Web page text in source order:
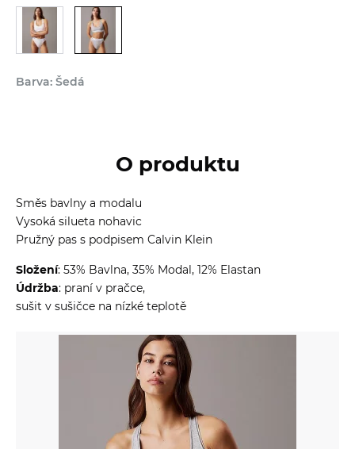
Barva: Šedá
O produktu
Směs bavlny a modalu
Vysoká silueta nohavic
Pružný pas s podpisem Calvin Klein
Složení: 53% Bavlna, 35% Modal, 12% Elastan
Údržba: praní v pračce,
sušit v sušičce na nízké teplotě